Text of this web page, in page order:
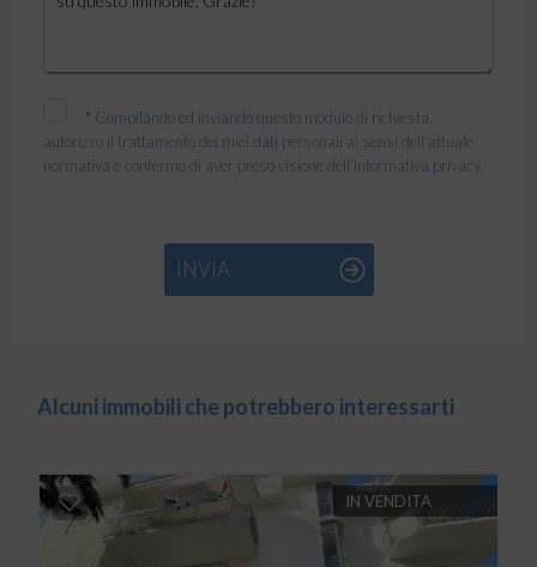
* Compilando ed inviando questo modulo di richiesta,
autorizzo il trattamento dei miei dati personali ai sensi dell'attuale
normativa e confermo di aver preso visione dell'informativa privacy.
INVIA
Alcuni immobili che potrebbero interessarti
IN VENDITA